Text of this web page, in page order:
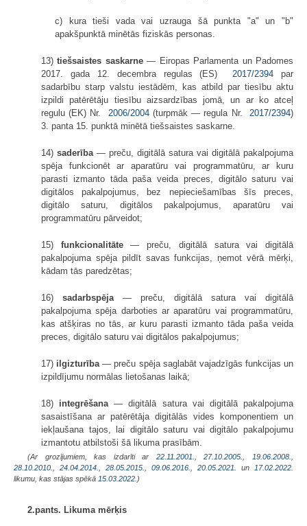
c) kura tieši vada vai uzrauga šā punkta "a" un "b"
apakšpunktā minētās fiziskās personas.
13)tiešsaistes saskarne— Eiropas Parlamenta un Padomes
2017. gada 12. decembra regulas (ES) 2017/2394 par
sadarbību starp valstu iestādēm, kas atbild par tiesību aktu
izpildi patērētāju tiesību aizsardzības jomā, un ar ko atceļ
regulu (EK) Nr. 2006/2004(turpmāk — regula Nr. 2017/2394)
3. panta 15. punktā minētā tiešsaistes saskarne.
14) saderība — preču, digitālā satura vai digitālā pakalpojuma
spēja funkcionēt ar aparatūru vai programmatūru, ar kuru
parasti izmanto tāda paša veida preces, digitālo saturu vai
digitālos pakalpojumus, bez nepieciešamības šīs preces,
digitālo saturu, digitālos pakalpojumus, aparatūru vai
programmatūru pārveidot;
15) funkcionalitāte— preču, digitālā satura vai digitālā
pakalpojuma spēja pildīt savas funkcijas, ņemot vērā mērķi,
kādam tās paredzētas;
16) sadarbspēja — preču, digitālā satura vai digitālā
pakalpojuma spēja darboties ar aparatūru vai programmatūru,
kas atšķiras no tās, ar kuru parasti izmanto tāda paša veida
preces, digitālo saturu vai digitālos pakalpojumus;
17) ilgizturība — preču spēja saglabāt vajadzīgās funkcijas un
izpildījumu normālas lietošanas laikā;
18) integrēšana — digitālā satura vai digitālā pakalpojuma
sasaistīšana ar patērētāja digitālās vides komponentiem un
iekļaušana tajos, lai digitālo saturu vai digitālo pakalpojumu
izmantotu atbilstoši šā likuma prasībām.
(Ar grozījumiem, kas izdarīti ar 22.11.2001. ,27.10.2005. 19.06.2008.
28.10.2010.
24.04.2014. 28.05.2015. 09.06.2016. 20.05.2021. un 17.02.2022
likumu, kas stājas spēkā 15.03.2022. )
2.pants. Likuma mērķis